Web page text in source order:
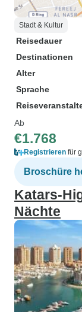
Stadt & Kultur
Reisedauer
Destinationen
Alter
Sprache
Ab
€1.768
Registrieren für
Broschüre
Katars-
Nächte